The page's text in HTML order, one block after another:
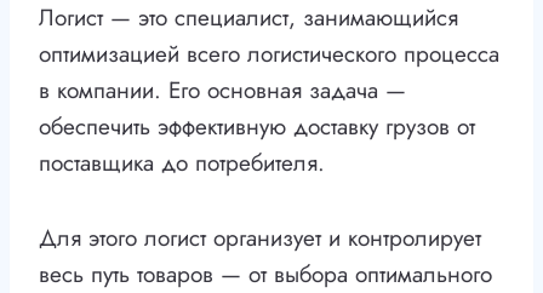
Логист — это специалист, занимающийся
оптимизацией всего логистического процесса
в компании. Его основная задача —
обеспечить эффективную доставку грузов от
поставщика до потребителя.
Для этого логист организует и контролирует
весь путь товаров — от выбора оптимального